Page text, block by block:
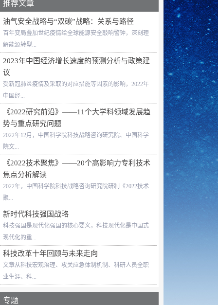
推荐文章
油气安全战略与“双碳”战略：关系与路径
百年变局叠加世纪疫情给全球能源安全敲响警钟，深刻理
解能源转型...
2023年中国经济增长速度的预测分析与政策建
议
受新冠肺炎疫情及采取的对应措施等因素的影响，2022年
中国经...
《2022研究前沿》——11个大学科领域发展趋
势与重点研究问题
2022年12月，中国科学院科技战略咨询研究院、中国科学
院文...
《2022技术聚焦》——20个高影响力专利技术
焦点分析解读
2022年，中国科学院科技战略咨询研究院研制《2022技术
聚...
新时代科技强国战略
科技强国是现代化强国的核心要义，科技现代化是中国式
现代化的重...
科技改革十年回顾与未来走向
文章从科技宏观治理、攻关应急体制机制、科研人员全职
业生涯、科...
专题